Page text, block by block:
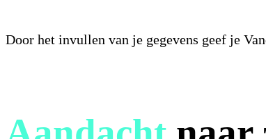
Door het invullen van je gegevens geef je